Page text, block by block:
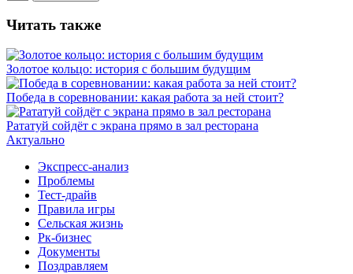
Читать также
Золотое кольцо: история с большим будущим
Победа в соревновании: какая работа за ней стоит?
Рататуй сойдёт с экрана прямо в зал ресторана
Актуально
Экспресс-анализ
Проблемы
Тест-драйв
Правила игры
Сельская жизнь
Рк-бизнес
Документы
Поздравляем